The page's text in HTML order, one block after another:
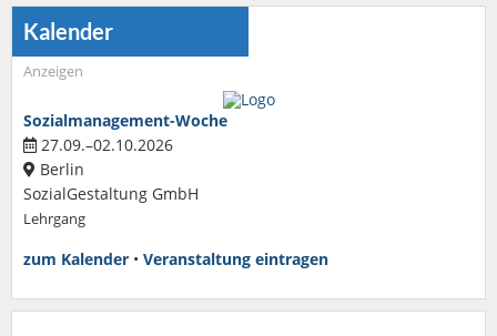
Kalender
Anzeigen
Sozialmanagement-Woche
27.09.–02.10.2026
Berlin
SozialGestaltung GmbH
Lehrgang
zum Kalender • Veranstaltung eintragen